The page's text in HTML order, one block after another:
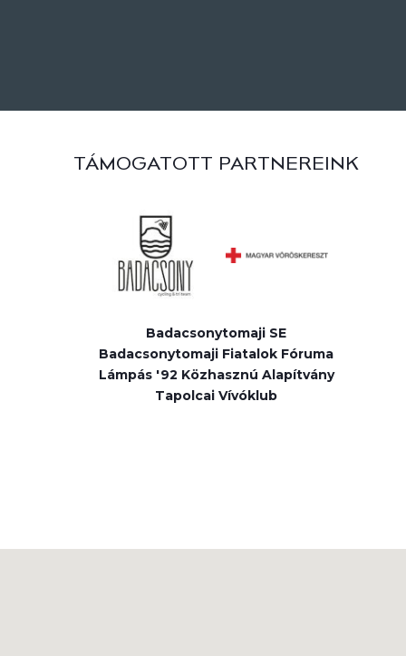
TÁMOGATOTT PARTNEREINK
Badacsonytomaji SE
Badacsonytomaji Fiatalok Fóruma
Lámpás '92 Közhasznú Alapítvány
Tapolcai Vívóklub